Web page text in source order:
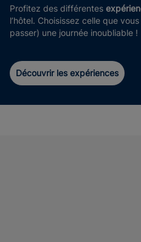
Profitez des différentes
l’hôtel. Choisissez celle que
passer) une journée inoubliable !
Découvrir les expériences